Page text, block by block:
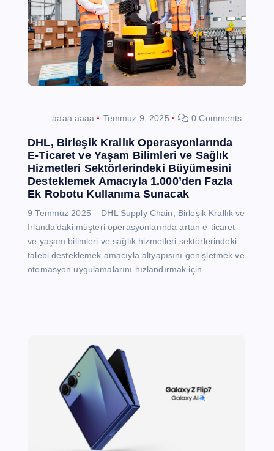
aaaa aaaa Temmuz 9, 2025 0 Comments
DHL, Birleşik Krallık Operasyonlarında
E-Ticaret ve Yaşam Bilimleri ve Sağlık
Hizmetleri Sektörlerindeki Büyümesini
Desteklemek Amacıyla 1.000’den Fazla
Ek Robotu Kullanıma Sunacak
9 Temmuz 2025 – DHL Supply Chain, Birleşik Krallık ve
İrlanda’daki müşteri operasyonlarında artan e-ticaret
ve yaşam bilimleri ve sağlık hizmetleri sektörlerindeki
talebi desteklemek amacıyla altyapısını genişletmek ve
otomasyon uygulamalarını hızlandırmak için…